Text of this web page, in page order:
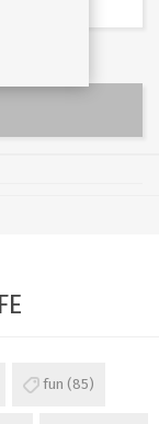
fun (85)